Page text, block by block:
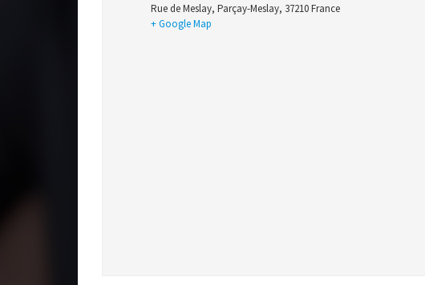
Rue de Meslay, Parçay-Meslay, 37210France
+ Google Map